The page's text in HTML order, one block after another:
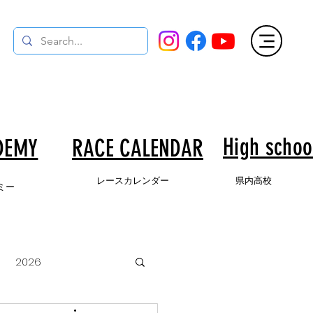
ー
​RACE CALENDAR
​レースカレンダー
High
県内高校
2026